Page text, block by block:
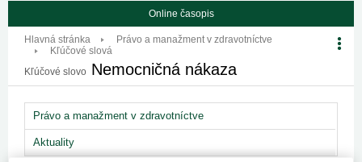
Online časopis
Hlavná stránka
Právo a manažment v zdravotníctve
Kľúčové slová
Kľúčové slovo Nemocničná nákaza
Právo a manažment v zdravotníctve
Aktuality